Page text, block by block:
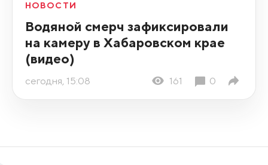
НОВОСТИ
Водяной смерч зафиксировали
на камеру в Хабаровском крае
(видео)
сегодня, 15:08 161 0